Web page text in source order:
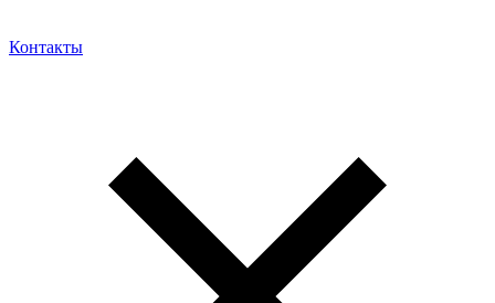
Контакты